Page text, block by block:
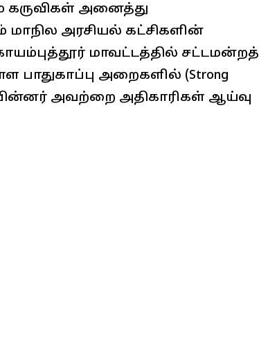
கருவிகள் அனைத்து
மாநில அரசியல் கட்சிகளின்
மாவட்டத்தில் சட்டமன்றத்
அறைகளில் (Strong
பின்னர் அவற்றை அதிகாரிகள் ஆய்வு